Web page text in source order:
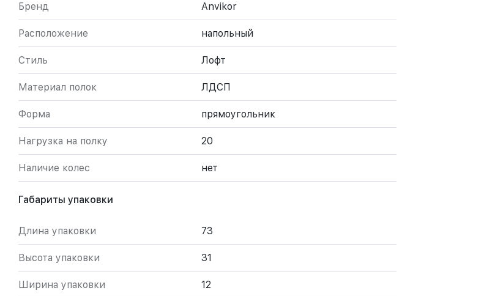
Бренд Anvikor
Расположение напольный
Стиль Лофт
Материал полок ЛДСП
Форма прямоугольник
Нагрузка на полку 20
Наличие колес нет
Габариты упаковки
Длина упаковки 73
Высота упаковки 31
Ширина упаковки 12